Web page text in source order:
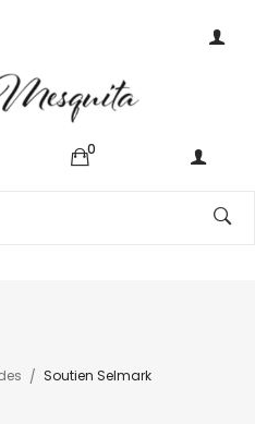
0
Soutien Selmark